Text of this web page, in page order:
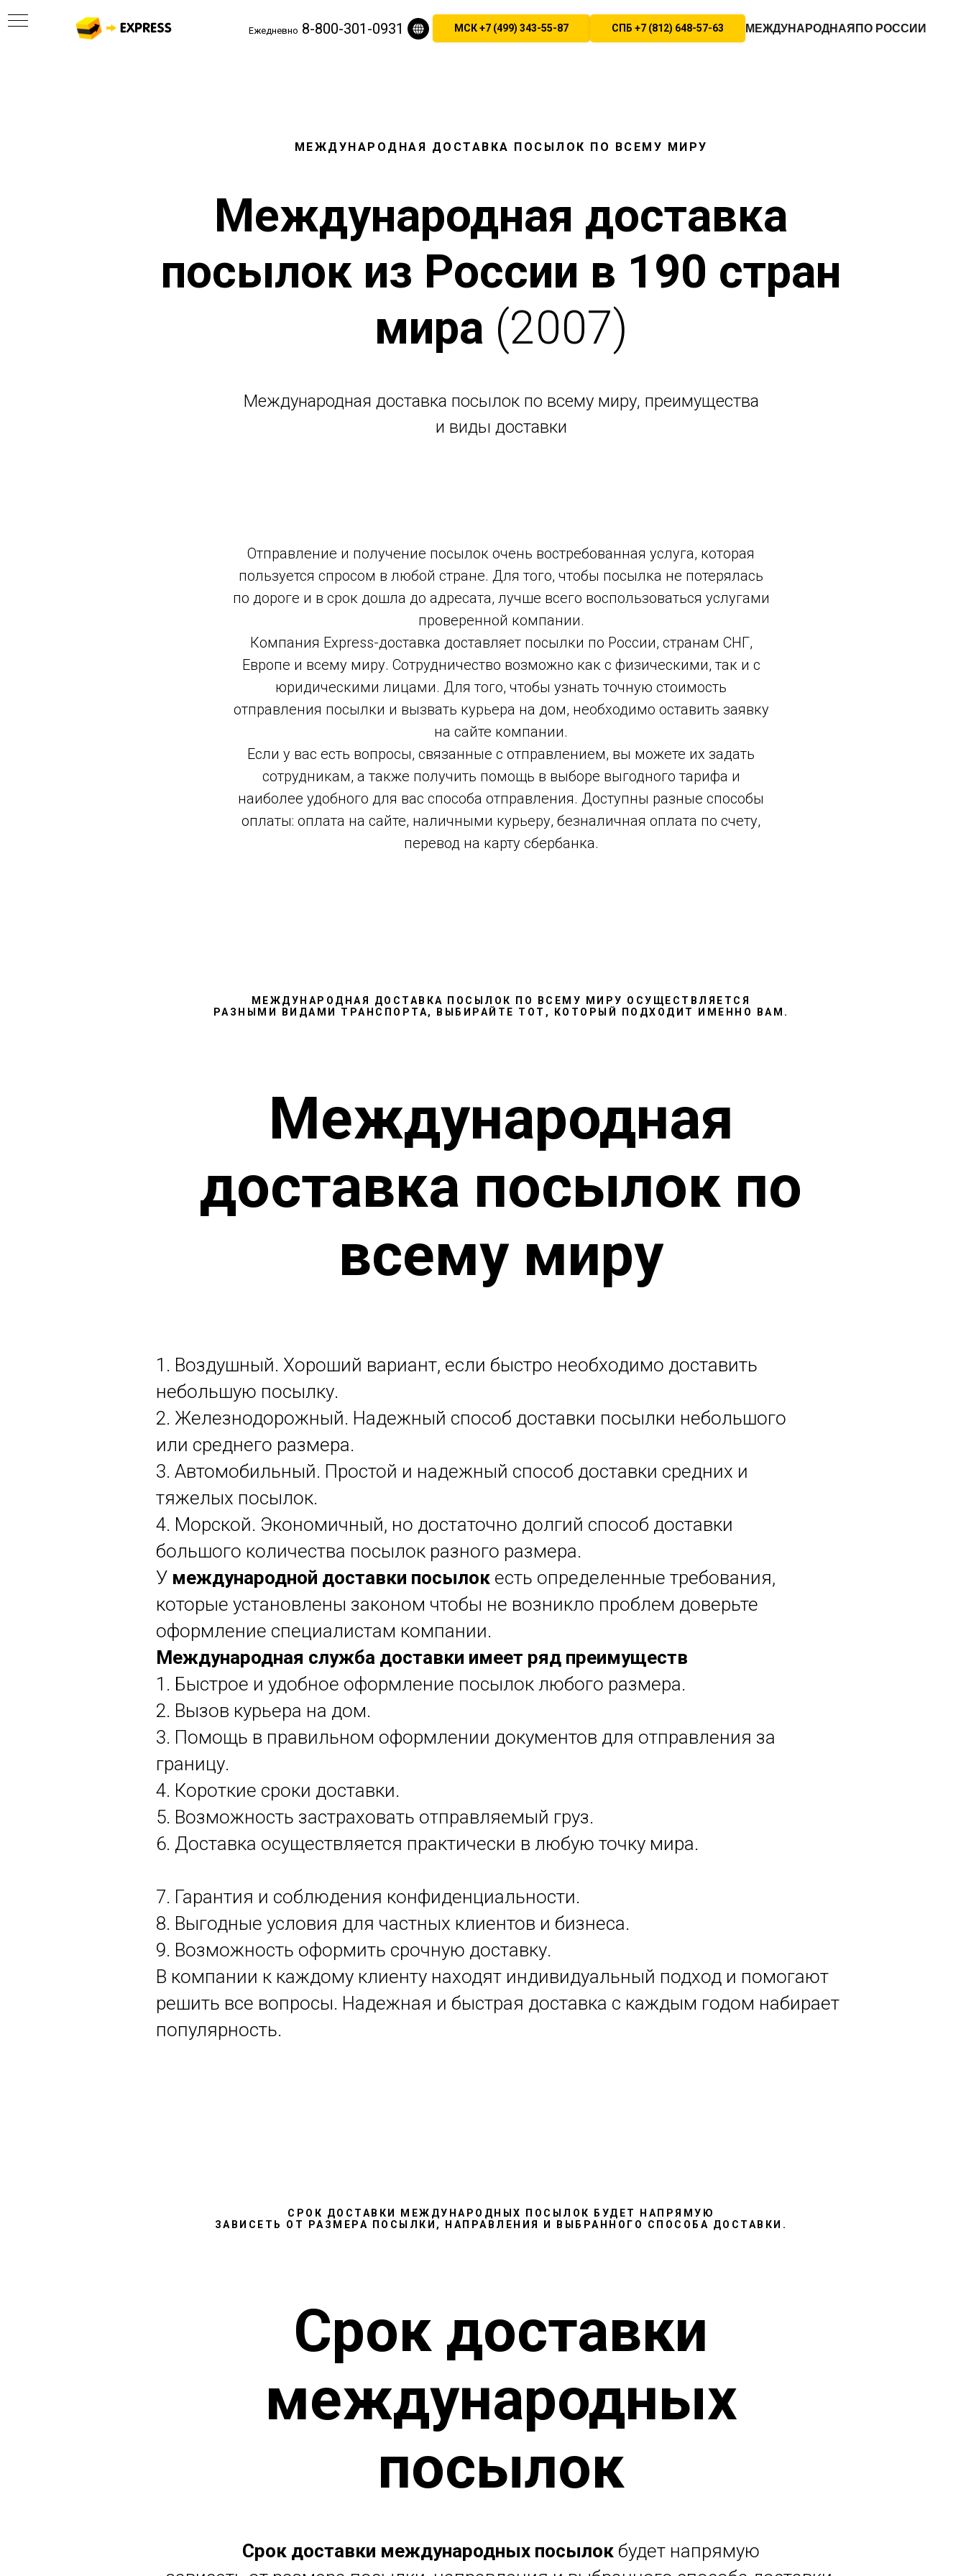
Ежедневно 8-800-301-0931 МСК +7 (499) 343-55-87 СПБ +7 (812) 648-57-63 МЕЖДУНАРОДНАЯ ПО РОССИИ
МЕЖДУНАРОДНАЯ ДОСТАВКА ПОСЫЛОК ПО ВСЕМУ МИРУ
Международная доставка
посылок из России в 190 стран
мира (2007)
Международная доставка посылок по всему миру, преимущества
и виды доставки
Отправление и получение посылок очень востребованная услуга, которая
пользуется спросом в любой стране. Для того, чтобы посылка не потерялась
по дороге и в срок дошла до адресата, лучше всего воспользоваться услугами
проверенной компании.
Компания Express-доставка доставляет посылки по России, странам СНГ,
Европе и всему миру. Сотрудничество возможно как с физическими, так и с
юридическими лицами. Для того, чтобы узнать точную стоимость
отправления посылки и вызвать курьера на дом, необходимо оставить заявку
на сайте компании.
Если у вас есть вопросы, связанные с отправлением, вы можете их задать
сотрудникам, а также получить помощь в выборе выгодного тарифа и
наиболее удобного для вас способа отправления. Доступны разные способы
оплаты: оплата на сайте, наличными курьеру, безналичная оплата по счету,
перевод на карту сбербанка.
МЕЖДУНАРОДНАЯ ДОСТАВКА ПОСЫЛОК ПО ВСЕМУ МИРУ ОСУЩЕСТВЛЯЕТСЯ
РАЗНЫМИ ВИДАМИ ТРАНСПОРТА, ВЫБИРАЙТЕ ТОТ, КОТОРЫЙ ПОДХОДИТ ИМЕННО ВАМ.
Международная
доставка посылок по
всему миру
1. Воздушный. Хороший вариант, если быстро необходимо доставить
небольшую посылку.
2. Железнодорожный. Надежный способ доставки посылки небольшого
или среднего размера.
3. Автомобильный. Простой и надежный способ доставки средних и
тяжелых посылок.
4. Морской. Экономичный, но достаточно долгий способ доставки
большого количества посылок разного размера.
У международной доставки посылок есть определенные требования,
которые установлены законом чтобы не возникло проблем доверьте
оформление специалистам компании.
Международная служба доставки имеет ряд преимуществ
1. Быстрое и удобное оформление посылок любого размера.
2. Вызов курьера на дом.
3. Помощь в правильном оформлении документов для отправления за
границу.
4. Короткие сроки доставки.
5. Возможность застраховать отправляемый груз.
6. Доставка осуществляется практически в любую точку мира.
7. Гарантия и соблюдения конфиденциальности.
8. Выгодные условия для частных клиентов и бизнеса.
9. Возможность оформить срочную доставку.
В компании к каждому клиенту находят индивидуальный подход и помогают
решить все вопросы. Надежная и быстрая доставка с каждым годом набирает
популярность.
СРОК ДОСТАВКИ МЕЖДУНАРОДНЫХ ПОСЫЛОК
БУДЕТ НАПРЯМУЮ
ЗАВИСЕТЬ ОТ РАЗМЕРА ПОСЫЛКИ, НАПРАВЛЕНИЯ И ВЫБРАННОГО СПОСОБА ДОСТАВКИ.
Срок доставки
международных
посылок
Срок доставки международных посылок будет напрямую